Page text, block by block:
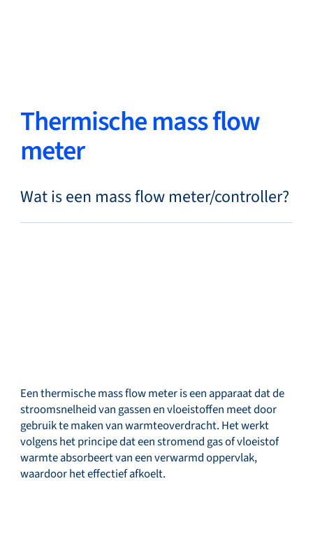
Producten
Academy
Thermische mass flow
meter
Wat is een mass flow meter/controller?
Een thermische mass flow meter is een apparaat dat de
stroomsnelheid van gassen en vloeistoffen meet door
gebruik te maken van warmteoverdracht. Het werkt
volgens het principe dat een stromend gas of vloeistof
warmte absorbeert van een verwarmd oppervlak,
waardoor het effectief afkoelt.